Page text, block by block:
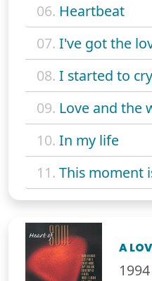
06. Heartbeat
07. I've got the
08. I started to cry
09. Love and the
10. In my life
11. This moment
A
1994